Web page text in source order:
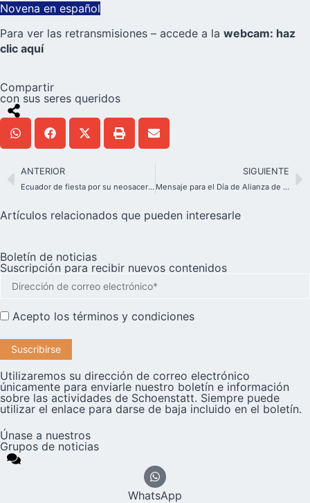
Novena en español
Para ver las retransmisiones – accede a la webcam: haz
clic aquí
Compartir
con sus seres queridos
ANTERIOR
Ecuador de fiesta por su neosacerdote: El P. Luis Polit, una vida de Alianza
SIGUIENTE
Mensaje para el Día de Alianza de Amor 2023
Artículos relacionados que pueden interesarle
Boletín de noticias
Suscripción para recibir nuevos contenidos
Acepto los términos y condiciones
Utilizaremos su dirección de correo electrónico
únicamente para enviarle nuestro boletín e información
sobre las actividades de Schoenstatt. Siempre puede
utilizar el enlace para darse de baja incluido en el boletín.
Únase a nuestros
Grupos de noticias
WhatsApp